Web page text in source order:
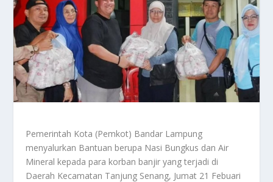
Pemerintah Kota (Pemkot) Bandar Lampung
menyalurkan Bantuan berupa Nasi Bungkus dan Air
Mineral kepada para korban banjir yang terjadi di
Daerah Kecamatan Tanjung Senang, Jumat 21 Febuari